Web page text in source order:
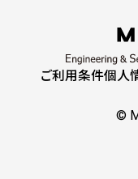
ご利用条件個人
©